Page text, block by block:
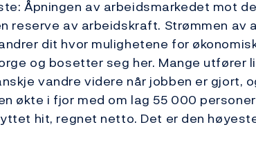
Åpningen av arbeidsmarkedet mot
reserve av arbeidskraft. Strømmen
dit hvor mulighetene for
og bosetter seg her. Mange utfører
vandre videre når jobben er gjort,
økte i fjor med om lag 55 000
hit, regnet netto. Det er den